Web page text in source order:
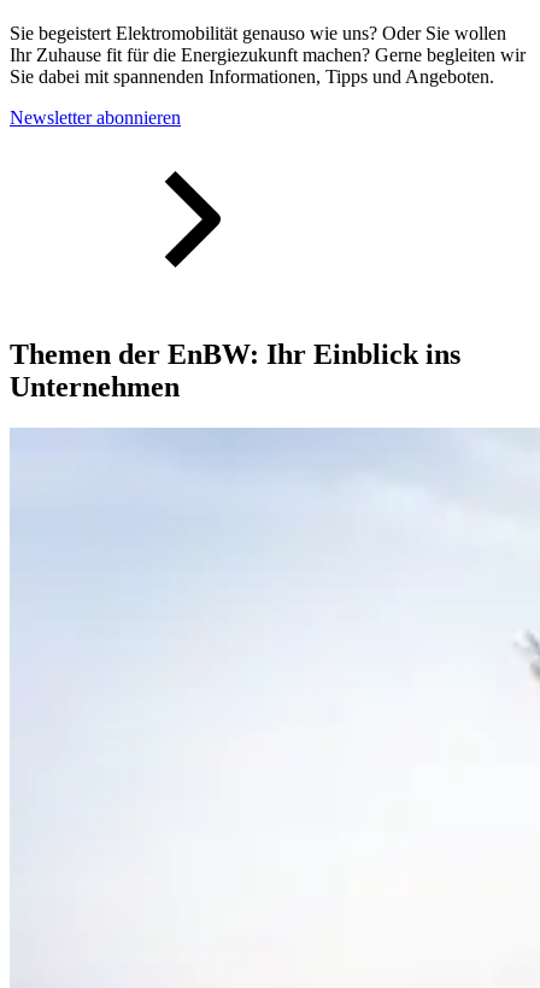
Sie begeistert Elektro­mobilität genauso wie uns? Oder Sie wollen
Ihr Zuhause fit für die Energie­zukunft machen? Gerne begleiten wir
Sie dabei mit spannenden Informationen, Tipps und Angeboten.
Newsletter abonnieren
Themen der EnBW: Ihr Einblick ins
Unternehmen